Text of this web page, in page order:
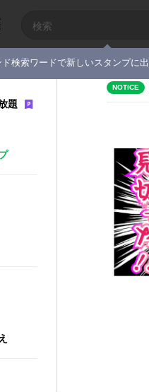
ド検索ワードで新しいスタンプに
題
NOTICE